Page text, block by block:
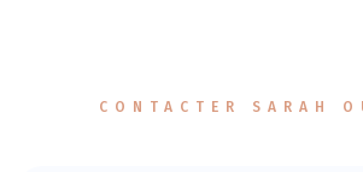
CONTACTER SARAH